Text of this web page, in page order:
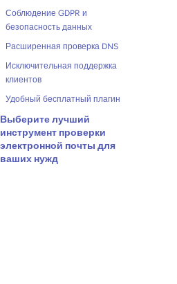
Соблюдение GDPR и
безопасность данных
Расширенная проверка DNS
Исключительная поддержка
клиентов
Удобный бесплатный плагин
Выберите лучший
инструмент проверки
электронной почты для
ваших нужд